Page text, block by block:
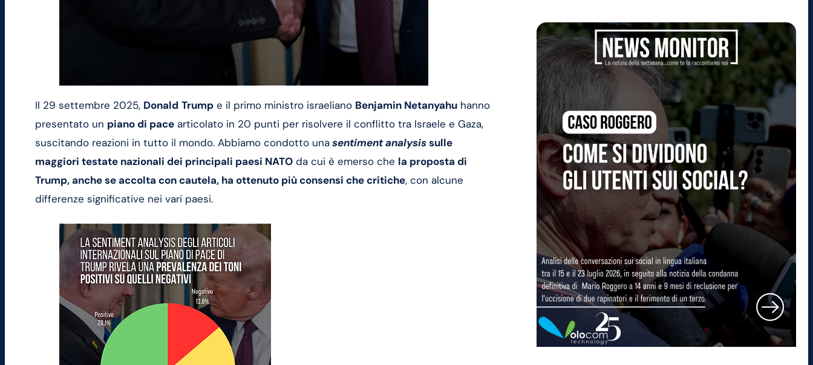
Il 29 settembre 2025, Donald Trump e il primo ministro israeliano Benjamin Netanyahu hanno
presentato un piano di pace articolato in 20 punti per risolvere il conflitto tra Israele e Gaza,
suscitando reazioni in tutto il mondo. Abbiamo condotto unasentiment analysissulle
maggiori testate nazionali dei principali paesi NATO da cui è emerso che la proposta di
Trump, anche se accolta con cautela, ha ottenuto più consensi che critiche, con alcune
differenze significative nei vari paesi.